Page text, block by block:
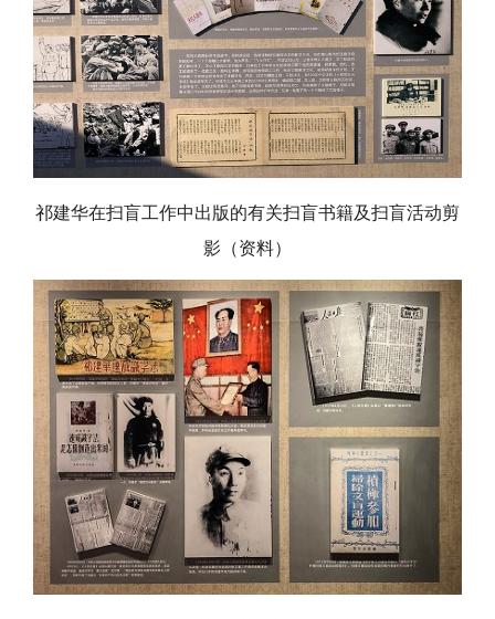
祁建华在扫盲工作中出版的有关扫盲书籍及扫盲活动剪
影（资料）